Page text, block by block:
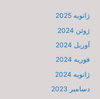
ژانویه 2025
ژوئن 2024
آوریل 2024
فوریه 2024
ژانویه 2024
دسامبر 2023